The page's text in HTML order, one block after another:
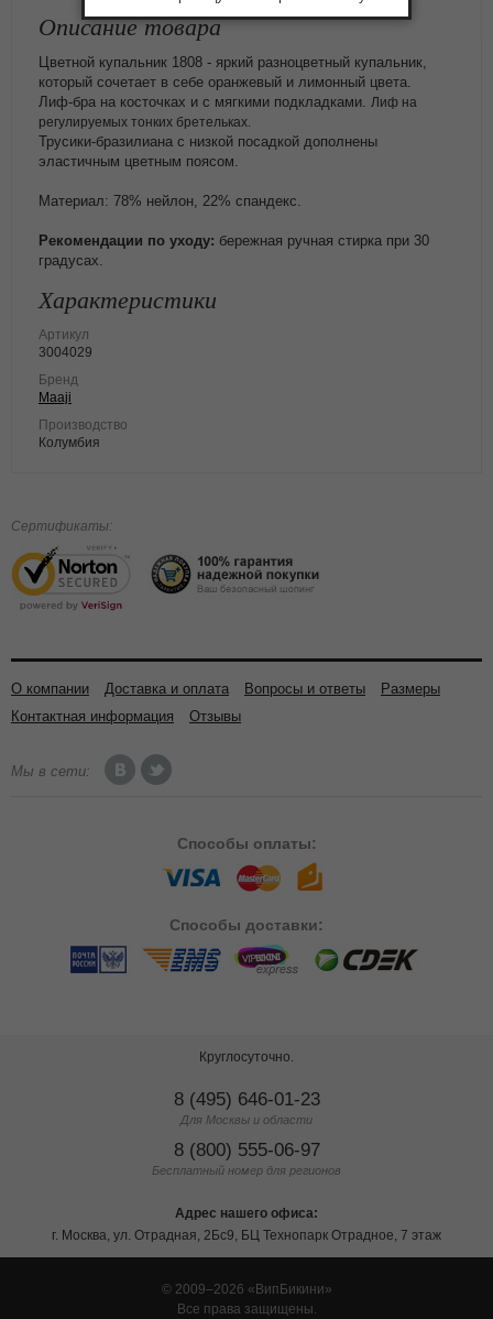
Описание товара
Цветной купальник 1808 - яркий разноцветный купальник,
который сочетает в себе оранжевый и лимонный цвета.
Лиф-бра на косточках и с мягкими подкладками. Лиф на
регулируемых тонких бретельках.
Трусики-бразилиана с низкой посадкой дополнены
эластичным цветным поясом.
Материал: 78% нейлон, 22% спандекс.
Рекомендации по уходу: бережная ручная стирка при 30
градусах.
Характеристики
Артикул
3004029
Бренд
Maaji
Производство
Колумбия
Сертификаты:
О компании Доставка и оплата Вопросы и ответы
Размеры
Контактная информация
Отзывы
Мы в сети:
Способы оплаты:
Способы доставки:
Круглосуточно.
8 (495) 646-01-23
Для Москвы и области
8 (800) 555-06-97
Бесплатный номер для регионов
Адрес нашего офиса:
г. Москва, ул. Отрадная, 2Бс9, БЦ Технопарк Отрадное, 7 этаж
© 2009–2026
ВипБикини
Все права защищены.